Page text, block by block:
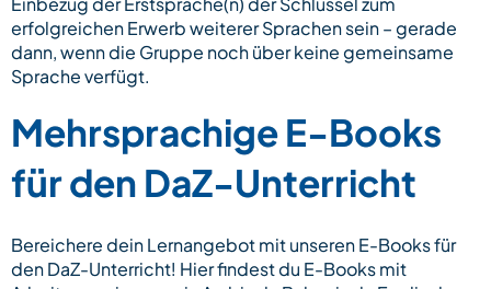
erfolgreichen Erwerb weiterer Sprachen sein – gerade
dann, wenn die Gruppe noch über keine gemeinsame
Sprache verfügt.
Mehrsprachige E-Books
für den DaZ-Unterricht
Bereichere dein Lernangebot mit unseren E-Books für
den DaZ-Unterricht! Hier findest du E-Books mit